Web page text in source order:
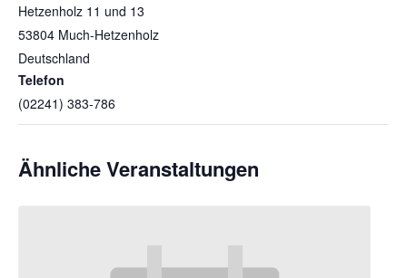
Hetzenholz 11 und 13
53804 Much-Hetzenholz
Deutschland
Telefon
(02241) 383-786
Ähnliche Veranstaltungen